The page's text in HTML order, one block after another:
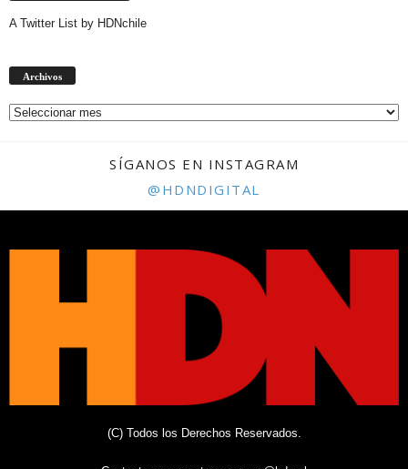
A Twitter List by HDNchile
Archivos
SÍGANOS EN INSTAGRAM
@HDNDIGITAL
(C) Todos los Derechos Reservados.